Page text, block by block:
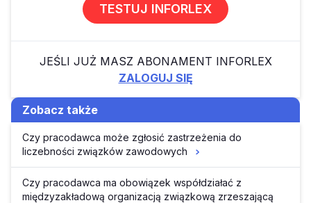
TESTUJ INFORLEX
JEŚLI JUŻ MASZ ABONAMENT INFORLEX
ZALOGUJ SIĘ
Zobacz także
Czy pracodawca może zgłosić zastrzeżenia do
liczebności związków zawodowych
Czy pracodawca ma obowiązek współdziałać z
międzyzakładową organizacją związkową zrzeszającą